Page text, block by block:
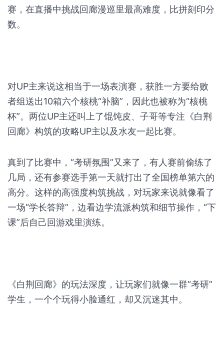
赛，在直播中挑战回廊漫巡里最高难度，比拼刻印分
数。
对UP主来说这相当于一场表演赛，获胜一方要给败
者组送出10箱六个核桃“补脑”，因此也被称为“核桃
杯”。两位UP主还叫上了馄饨皮、子哥等专注《白荆
回廊》构筑的攻略UP主以及水友一起比赛。
真到了比赛中，“考研氛围”又来了，有人赛前偷练了
几局，还有参赛选手第一天就打出了全国榜单第六的
高分。这样的高强度构筑挑战，对玩家来说就像看了
一场“学长答辩”，边看边学流派构筑和细节操作，“下
课”后自己回游戏里演练。
《白荆回廊》的玩法深度，让玩家们就像一群“考研”
学生，一个个玩得小脸通红，却又沉迷其中。